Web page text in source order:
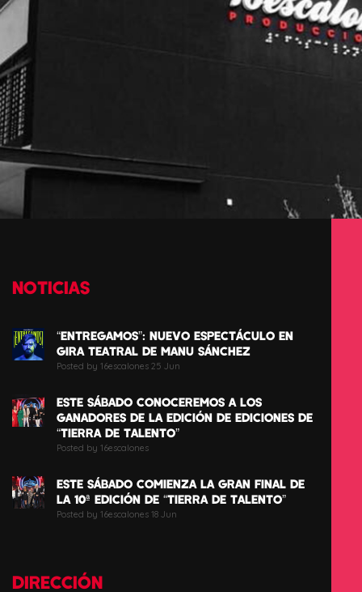
NOTICIAS
“ENTREGAMOS”: NUEVO ESPECTÁCULO EN
GIRA TEATRAL DE MANU SÁNCHEZ
Posted by 16escalones 25 Jun
ESTE SÁBADO CONOCEREMOS A LOS
GANADORES DE LA EDICIÓN DE EDICIONES DE
“TIERRA DE TALENTO”
Posted by 16escalones
ESTE SÁBADO COMIENZA LA GRAN FINAL DE
LA 10ª EDICIÓN DE “TIERRA DE TALENTO”
Posted by 16escalones 18 Jun
DIRECCIÓN